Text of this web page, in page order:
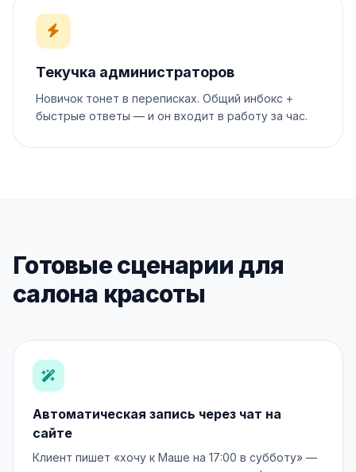
Текучка администраторов
Новичок тонет в переписках. Общий инбокс +
быстрые ответы — и он входит в работу за час.
Готовые сценарии для
салона красоты
Автоматическая запись через чат на
сайте
Клиент пишет «хочу к Маше на 17:00 в субботу» —